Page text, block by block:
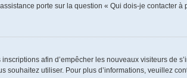
porte sur la question « Qui dois-je contacter
afin d’empêcher les nouveaux visiteurs de
souhaitez utiliser. Pour plus d’informations, veuillez